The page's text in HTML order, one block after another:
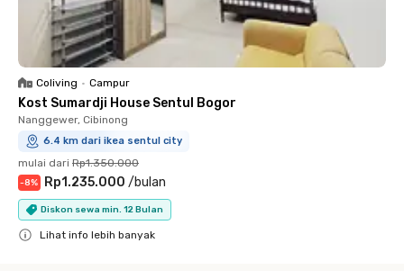
Coliving • Campur
Kost Sumardji House Sentul Bogor
Nanggewer, Cibinong
6.4 km dari ikea sentul city
mulai dari Rp1.350.000
-8% Rp1.235.000 /bulan
Diskon sewa min. 12 Bulan
Lihat info lebih banyak